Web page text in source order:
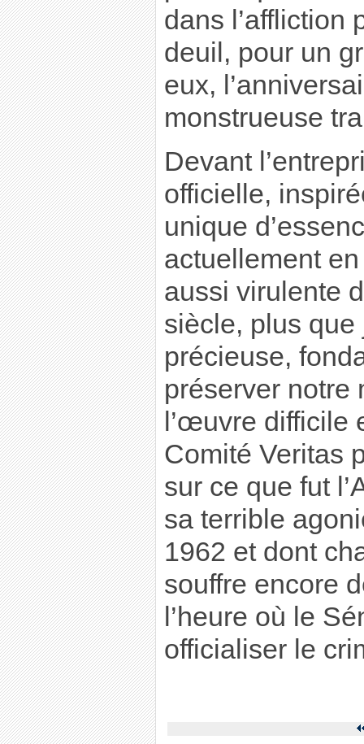
dans l’affliction
deuil, pour un
eux,
monstrueuse
Devant
officielle,
unique
actuellement
aussi virulente
siècle, plus
précieuse,
préserver notre
l’œuvre difficile
Comité Veritas
sur ce que fut
sa terrible
1962 et dont
souffre encore
l’heure où le
officialiser le